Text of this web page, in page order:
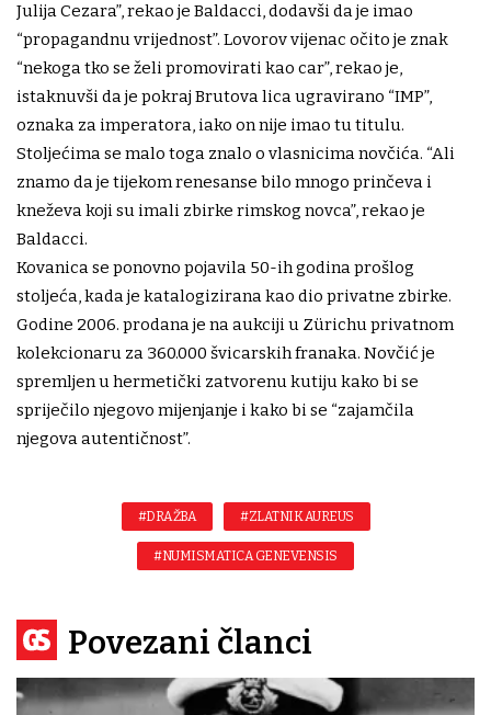
Julija Cezara”, rekao je Baldacci, dodavši da je imao
“propagandnu vrijednost”. Lovorov vijenac očito je znak
“nekoga tko se želi promovirati kao car”, rekao je,
istaknuvši da je pokraj Brutova lica ugravirano “IMP”,
oznaka za imperatora, iako on nije imao tu titulu.
Stoljećima se malo toga znalo o vlasnicima novčića. “Ali
znamo da je tijekom renesanse bilo mnogo prinčeva i
kneževa koji su imali zbirke rimskog novca”, rekao je
Baldacci.
Kovanica se ponovno pojavila 50-ih godina prošlog
stoljeća, kada je katalogizirana kao dio privatne zbirke.
Godine 2006. prodana je na aukciji u Zürichu privatnom
kolekcionaru za 360.000 švicarskih franaka. Novčić je
spremljen u hermetički zatvorenu kutiju kako bi se
spriječilo njegovo mijenjanje i kako bi se “zajamčila
njegova autentičnost”.
#DRAŽBA #ZLATNIK AUREUS
#NUMISMATICA GENEVENSIS
Povezani članci